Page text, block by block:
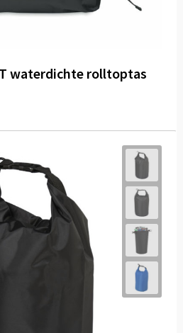
waterdichte rolltoptas